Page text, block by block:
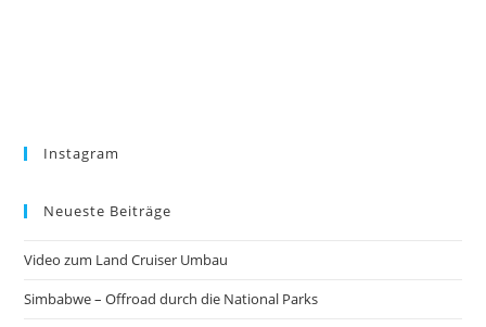
Instagram
Neueste Beiträge
Video zum Land Cruiser Umbau
Simbabwe – Offroad durch die National Parks